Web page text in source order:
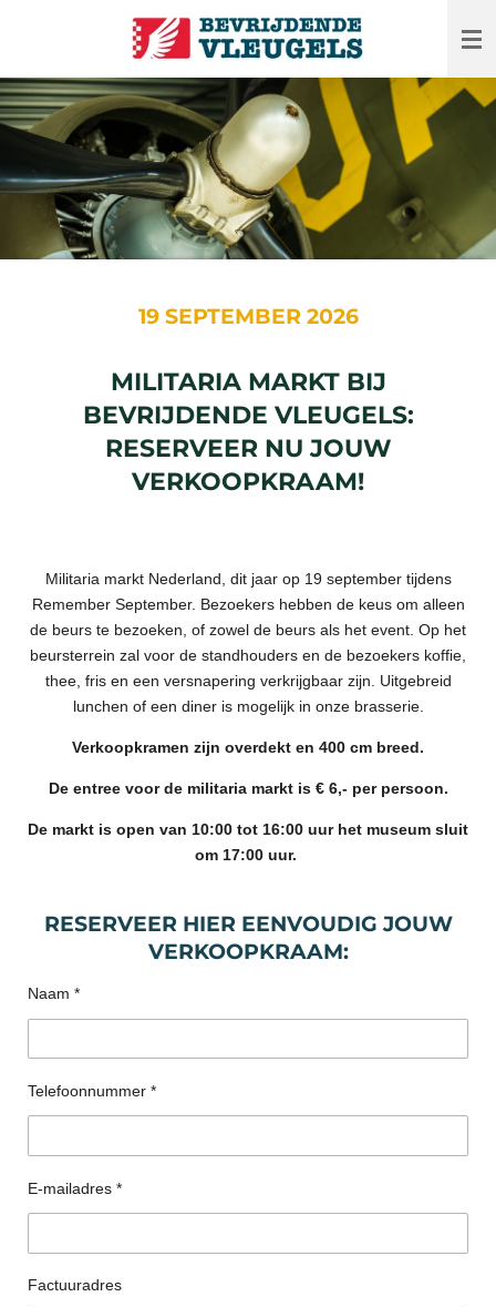
de
hoofdinhoud
19 SEPTEMBER 2026
MILITARIA MARKT BIJ
BEVRIJDENDE VLEUGELS:
RESERVEER NU JOUW
VERKOOPKRAAM!
Militaria markt Nederland, dit jaar op 19 september tijdens
Remember September. Bezoekers hebben de keus om alleen
de beurs te bezoeken, of zowel de beurs als het event. Op het
beursterrein zal voor de standhouders en de bezoekers koffie,
thee, fris en een versnapering verkrijgbaar zijn. Uitgebreid
lunchen of een diner is mogelijk in onze brasserie.
Verkoopkramen zijn overdekt en 400 cm breed.
De entree voor de militaria markt is € 6,- per persoon.
De markt is open van 10:00 tot 16:00 uur het museum sluit
om 17:00 uur.
RESERVEER HIER EENVOUDIG JOUW
VERKOOPKRAAM:
Naam *
Telefoonnummer *
E-mailadres *
Factuuradres